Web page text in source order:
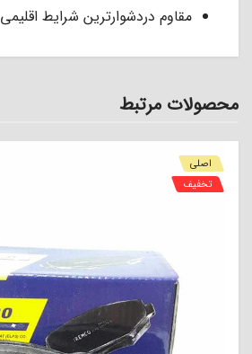
مقاوم دردشوارترین شرایط اقلیمی
محصولات مرتبط
اصلی
تخفیف